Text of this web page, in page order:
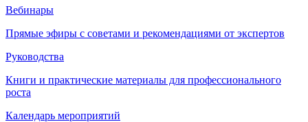
Вебинары
Прямые эфиры с советами и рекомендациями от экспертов
Руководства
Книги и практические материалы для профессионального
роста
Календарь мероприятий